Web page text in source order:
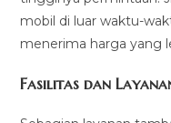
mobil di luar waktu-
menerima harga yang
Fasilitas dan